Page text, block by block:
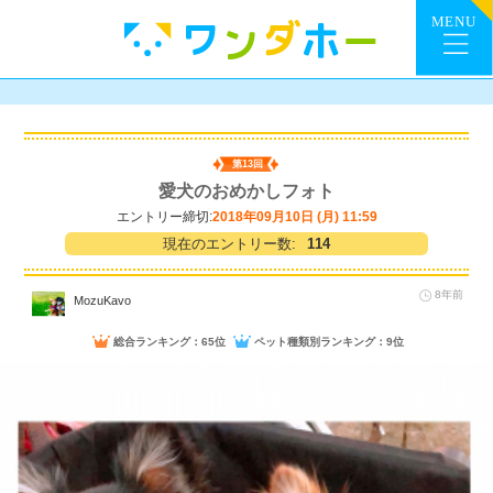
第13回
愛犬のおめかしフォト
エントリー締切:2018年09月10日 (月) 11:59
現在のエントリー数: 114
MozuKavo 8年前
総合ランキング：65位 ペット種類別ランキング：9位